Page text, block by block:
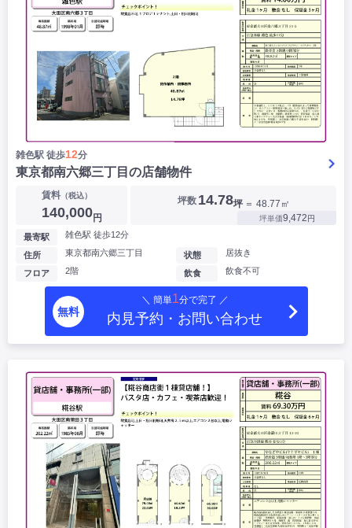
雑色駅 徒歩12分
東京都南六郷三丁目の店舗物件
賃料（税込）
140,000円
坪数 14.78坪 ＝ 48.77㎡
坪単価9,472円
最寄駅 雑色駅 徒歩12分
住所 東京都南六郷三丁目
フロア 2階
状態 居抜き
飲食 飲食不可
無料
＼ 簡単1分で完了 ／
内見予約・お問い合わせ